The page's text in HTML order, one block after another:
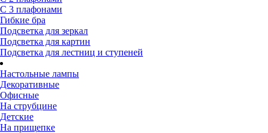
С 3 плафонами
Гибкие бра
Подсветка для зеркал
Подсветка для картин
Подсветка для лестниц и ступеней
Настольные лампы
Декоративные
Офисные
На струбцине
Детские
На прищепке